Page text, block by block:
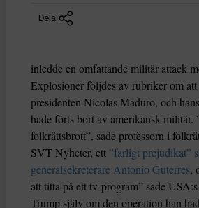
Dela
inledde en omfattande militär attack
Explosioner följdes av rubriker om att
presidenten Nicolas Maduro, och
hade förts bort av amerikansk militär.
folkrättsbrott”, sade professorn i
SVT Nyheter, ett ”farligt prejudikat”
generalsekreterare Antonio Guterres,
att titta på ett tv-program” sade
Trump själv om den operation han